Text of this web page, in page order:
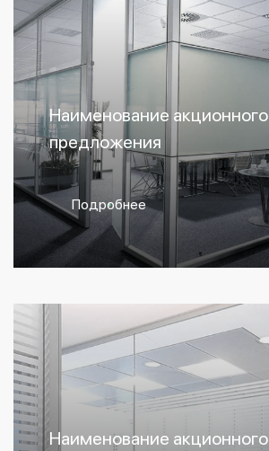
Наименование акционного
предложения
Подробнее
Наименование акционного